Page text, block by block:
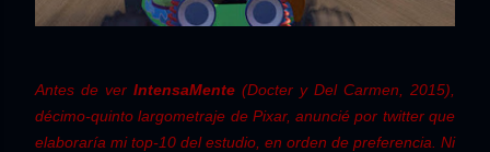
Antes de ver IntensaMente (Docter y Del Carmen, 2015),
décimo-quinto largometraje de Pixar, anuncié por twitter que
elaboraría mi top-10 del estudio, en orden de preferencia. Ni